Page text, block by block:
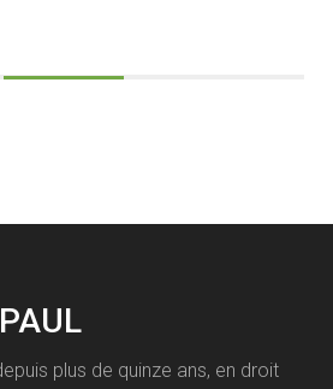
plus de quinze ans, en droit